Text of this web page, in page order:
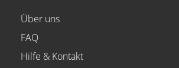
Über uns
FAQ
Hilfe & Kontakt